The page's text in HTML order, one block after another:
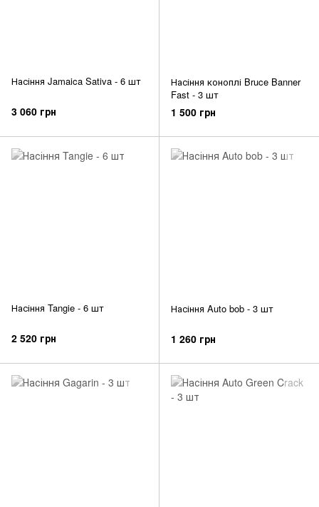
Насіння Jamaica Sativa - 6 шт
3 060 грн
Насіння коноплі Bruce Banner
Fast - 3 шт
1 500 грн
Насіння Tangie - 6 шт
2 520 грн
Насіння Auto bob - 3 шт
1 260 грн